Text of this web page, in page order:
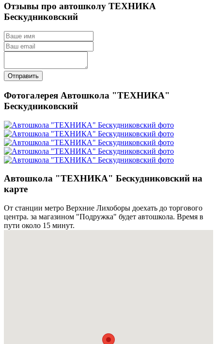
Отзывы про автошколу ТЕХНИКА
Бескудниковский
Отправить
Фотогалерея Автошкола "ТЕХНИКА"
Бескудниковский
Автошкола "ТЕХНИКА" Бескудниковский на
карте
От станции метро Верхние Лихоборы доехать до торгового
центра. за магазином "Подружка" будет автошкола. Время в
пути около 15 минут.